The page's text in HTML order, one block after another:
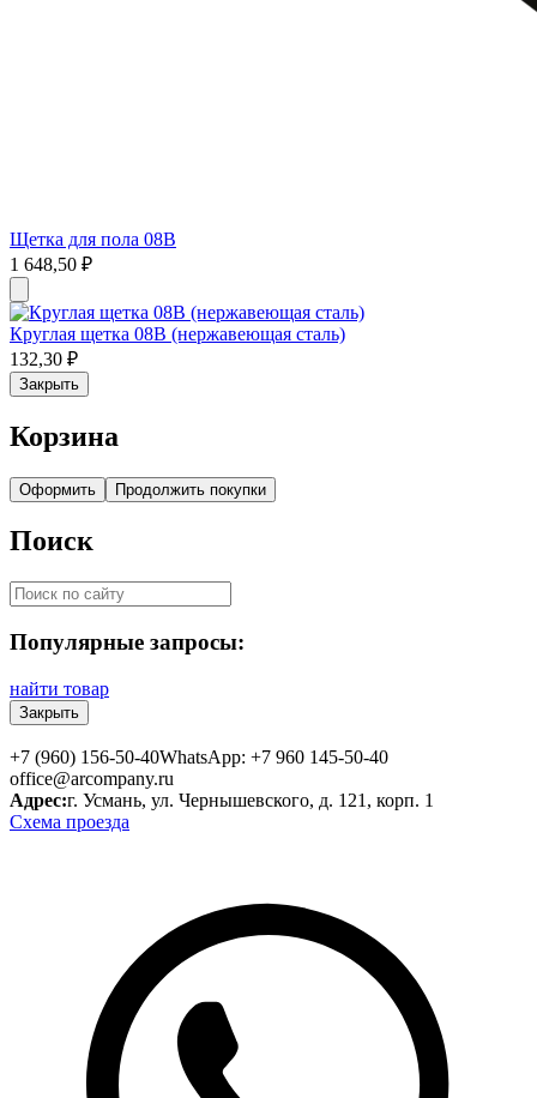
Щетка для пола 08В
1 648,50 ₽
Круглая щетка 08В (нержавеющая сталь)
132,30 ₽
Закрыть
Корзина
Оформить Продолжить покупки
Поиск
Популярные запросы:
найти товар
Закрыть
+7 (960) 156-50-40WhatsApp: +7 960 145-50-40
office@arcompany.ru
Адрес:г. Усмань, ул. Чернышевского, д. 121, корп. 1
Схема проезда